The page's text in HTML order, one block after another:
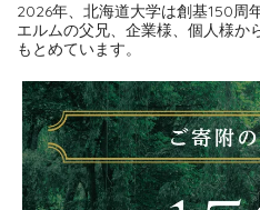
2026年、北海道大学は創基150周
エルムの父兄、企業様、個人様か
もとめています。